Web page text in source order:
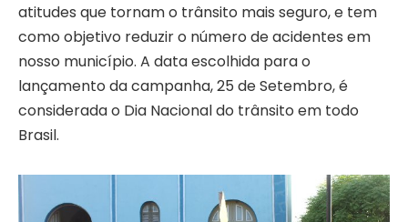
atitudes que tornam o trânsito mais seguro, e tem
como objetivo reduzir o número de acidentes em
nosso município. A data escolhida para o
lançamento da campanha, 25 de Setembro, é
considerada o Dia Nacional do trânsito em todo
Brasil.